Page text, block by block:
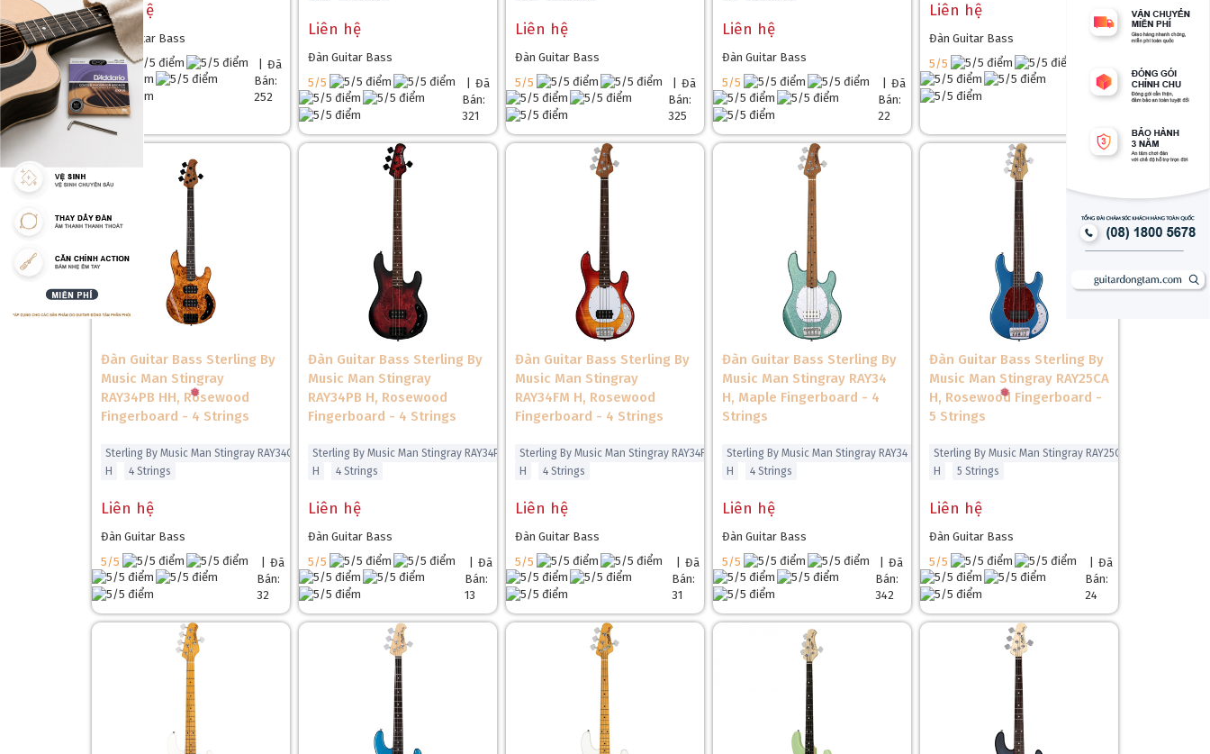
Liên hệ
Đàn Guitar Bass
5/5
Đã
Bán:
252
Liên hệ
Đàn Guitar Bass
5/5
Đã
Bán:
321
Liên hệ
Đàn Guitar Bass
5/5
Đã
Bán:
325
Liên hệ
Đàn Guitar Bass
5/5
Đã
Bán:
22
Liên hệ
Đàn Guitar Bass
5/5
Bán:
231
Đàn Guitar Bass Sterling By
Music Man Stingray
RAY34PB HH, Rosewood
Fingerboard - 4 Strings
Sterling By Music Man Stingray RAY34QM
H
4 Strings
Liên hệ
Đàn Guitar Bass
5/5
Đã
Bán:
32
Đàn Guitar Bass Sterling By
Music Man Stingray
RAY34PB H, Rosewood
Fingerboard - 4 Strings
Sterling By Music Man Stingray RAY34PB
H
4 Strings
Liên hệ
Đàn Guitar Bass
5/5
Đã
Bán:
13
Đàn Guitar Bass Sterling By
Music Man Stingray
RAY34FM H, Rosewood
Fingerboard - 4 Strings
Sterling By Music Man Stingray RAY34FM
H
4 Strings
Liên hệ
Đàn Guitar Bass
5/5
Đã
Bán:
31
Đàn Guitar Bass Sterling By
Music Man Stingray RAY34
H, Maple Fingerboard - 4
Strings
Sterling By Music Man Stingray RAY34
H
4 Strings
Liên hệ
Đàn Guitar Bass
5/5
Đã
Bán:
342
Đàn Guitar Bass Sterling By
Music Man Stingray RAY25CA
H, Rosewood Fingerboard -
5 Strings
Sterling By Music Man Stingray RAY25CA
H
5 Strings
Liên hệ
Đàn Guitar Bass
5/5
Đã
Bán:
24